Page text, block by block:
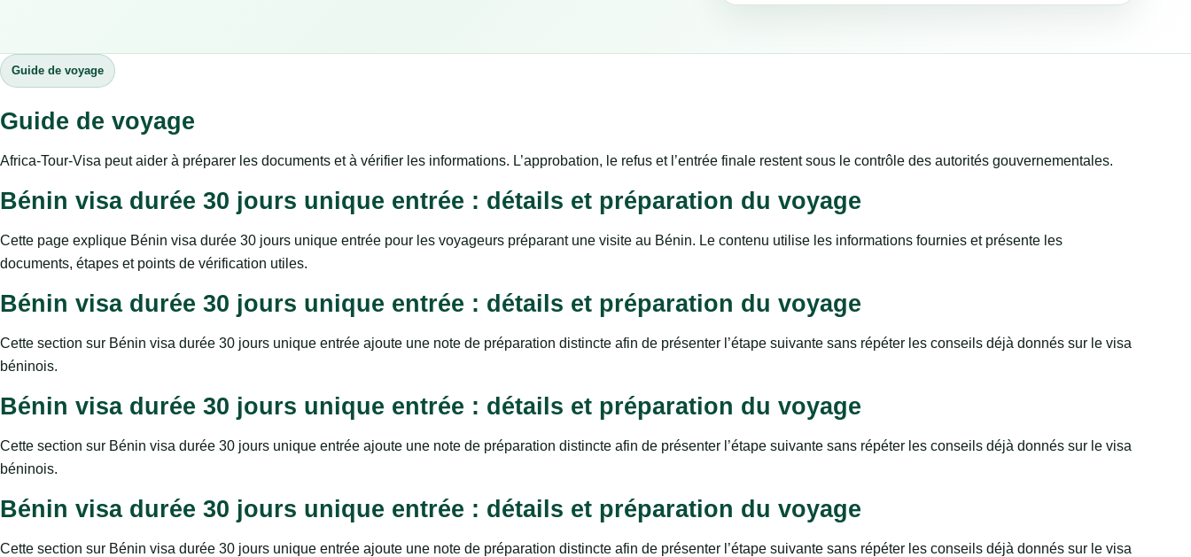
Guide de voyage
Guide de voyage
Africa-Tour-Visa peut aider à préparer les documents et à vérifier les informations. L’approbation, le refus et l’entrée finale restent sous le contrôle des autorités gouvernementales.
Bénin visa durée 30 jours unique entrée : détails et préparation du voyage
Cette page explique Bénin visa durée 30 jours unique entrée pour les voyageurs préparant une visite au Bénin. Le contenu utilise les informations fournies et présente les
documents, étapes et points de vérification utiles.
Bénin visa durée 30 jours unique entrée : détails et préparation du voyage
Cette section sur Bénin visa durée 30 jours unique entrée ajoute une note de préparation distincte afin de présenter l’étape suivante sans répéter les conseils déjà donnés sur le visa
béninois.
Bénin visa durée 30 jours unique entrée : détails et préparation du voyage
Cette section sur Bénin visa durée 30 jours unique entrée ajoute une note de préparation distincte afin de présenter l’étape suivante sans répéter les conseils déjà donnés sur le visa
béninois.
Bénin visa durée 30 jours unique entrée : détails et préparation du voyage
Cette section sur Bénin visa durée 30 jours unique entrée ajoute une note de préparation distincte afin de présenter l’étape suivante sans répéter les conseils déjà donnés sur le visa